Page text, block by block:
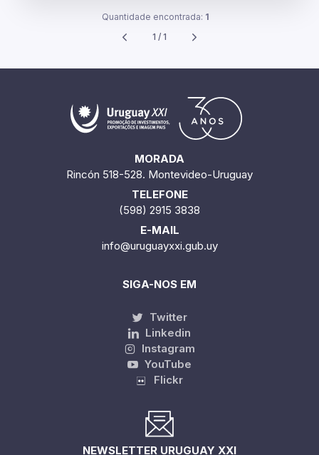
Quantidade encontrada: 1
1 / 1
MORADA
Rincón 518-528. Montevideo-Uruguay
TELEFONE
(598) 2915 3838
E-MAIL
info@uruguayxxi.gub.uy
SIGA-NOS EM
Twitter
Linkedin
Instagram
YouTube
Flickr
NEWSLETTER URUGUAY XXI